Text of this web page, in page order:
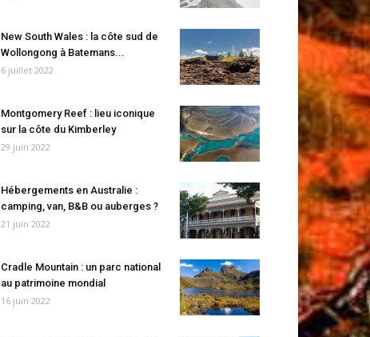
New South Wales : la côte sud de
Wollongong à Batemans...
6 juillet 2022
Montgomery Reef : lieu iconique
sur la côte du Kimberley
29 juin 2022
Hébergements en Australie :
camping, van, B&B ou auberges ?
21 juin 2022
Cradle Mountain : un parc national
au patrimoine mondial
16 juin 2022